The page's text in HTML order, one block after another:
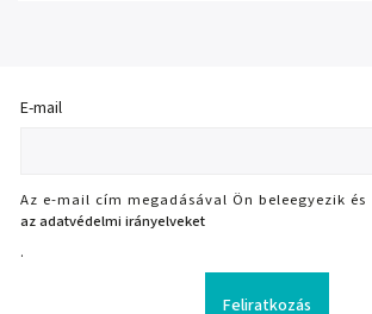
E-mail
Az e-mail cím megadásával Ön beleegyezik és
az adatvédelmi irányelveket
.
Feliratkozás